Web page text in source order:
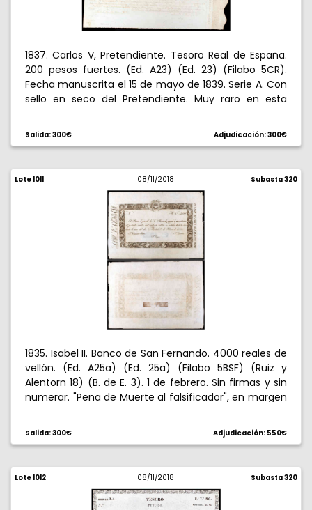
1837. Carlos V, Pretendiente. Tesoro Real de España.
200 pesos fuertes. (Ed. A23) (Ed. 23) (Filabo 5CR).
Fecha manuscrita el 15 de mayo de 1839. Serie A. Con
sello en seco del Pretendiente. Muy raro en esta
Salida: 300€ Adjudicación: 300€
Lote 1011 08/11/2018 Subasta 320
1835. Isabel II. Banco de San Fernando. 4000 reales de
vellón. (Ed. A25a) (Ed. 25a) (Filabo 5BSF) (Ruiz y
Alentorn 18) (B. de E. 3). 1 de febrero. Sin firmas y sin
numerar. "Pena de Muerte al falsificador", en margen
(MBC+).
Salida: 300€ Adjudicación: 550€
Lote 1012 08/11/2018 Subasta 320